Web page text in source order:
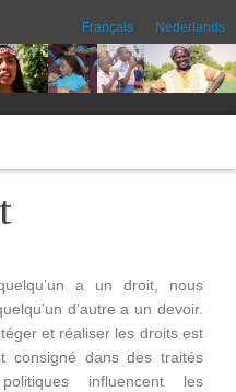
Français Nederlands
a un droit, nous
d’autre a un devoir.
et réaliser les droits est
consigné dans des traités
influencent les